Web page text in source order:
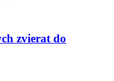
zvierat do